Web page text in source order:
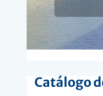
Catálogo